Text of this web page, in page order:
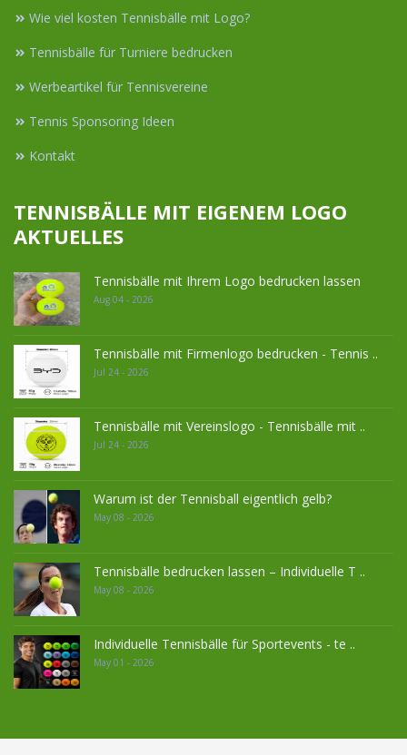
Wie viel kosten Tennisbälle mit Logo?
Tennisbälle für Turniere bedrucken
Werbeartikel für Tennisvereine
Tennis Sponsoring Ideen
Kontakt
TENNISBÄLLE MIT EIGENEM LOGO
AKTUELLES
Tennisbälle mit Ihrem Logo bedrucken lassen
Aug 04 - 2026
Tennisbälle mit Firmenlogo bedrucken - Tennis ..
Jul 24 - 2026
Tennisbälle mit Vereinslogo - Tennisbälle mit ..
Jul 24 - 2026
Warum ist der Tennisball eigentlich gelb?
May 08 - 2026
Tennisbälle bedrucken lassen – Individuelle T ..
May 08 - 2026
Individuelle Tennisbälle für Sportevents - te ..
May 01 - 2026